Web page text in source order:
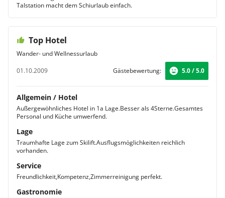
Talstation macht dem Schiurlaub einfach.
Top Hotel
Wander- und Wellnessurlaub
01.10.2009
Gästebewertung: 5.0 / 5.0
Allgemein / Hotel
Außergewöhnliches Hotel in 1a Lage.Besser als 4Sterne.Gesamtes
Personal und Küche umwerfend.
Lage
Traumhafte Lage zum Skilift.Ausflugsmöglichkeiten reichlich
vorhanden.
Service
Freundlichkeit,Kompetenz,Zimmerreinigung perfekt.
Gastronomie